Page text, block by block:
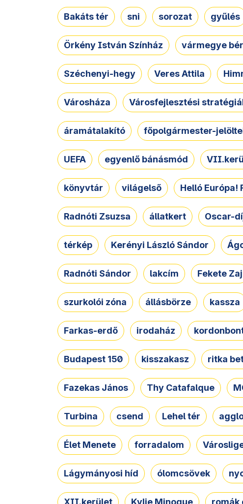
Bakáts tér sni sorozat gyűlés
Örkény István Színház vármegye
Széchenyi-hegy Veres Attila
Városháza Városfejlesztési
áramátalakító főpolgármester-
UEFA egyenlő bánásmód
könyvtár világelső Helló Európa!
Radnóti Zsuzsa állatkert Oscar-
térkép Kerényi László Sándor
Radnóti Sándor lakcím Fekete Zaj
szurkolói zóna állásbörze kassza
Farkas-erdő irodaház
Budapest 150 kisszakasz ritka
Fazekas János Thy Catafalque
Turbina csend Lehel tér
Élet Menete forradalom
Lágymányosi híd ólomcsövek
XII.kerület Kylie Minogue romák